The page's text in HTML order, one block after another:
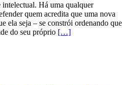
intelectual. Há uma qualquer
quem acredita que uma nova
ela seja – se constrói ordenando que
do seu próprio […]